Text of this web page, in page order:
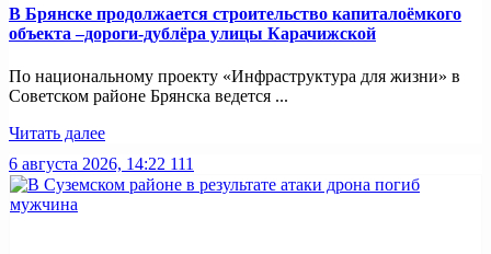
В Брянске продолжается строительство капиталоёмкого
объекта –дороги-дублёра улицы Карачижской
По национальному проекту «Инфраструктура для жизни» в
Советском районе Брянска ведется ...
Читать далее
6 августа 2026, 14:22 111